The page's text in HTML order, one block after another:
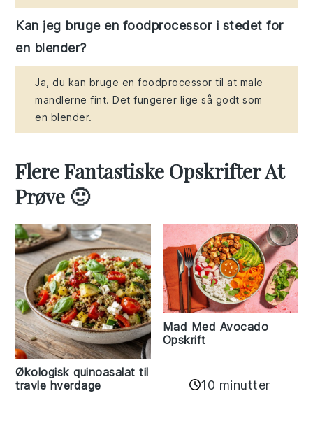
Kan jeg bruge en foodprocessor i stedet for
en blender?
Ja, du kan bruge en foodprocessor til at male
mandlerne fint. Det fungerer lige så godt som
en blender.
Flere Fantastiske Opskrifter At
Prøve 🙂
Økologisk quinoasalat til
travle hverdage
Mad Med Avocado
Opskrift
10 minutter